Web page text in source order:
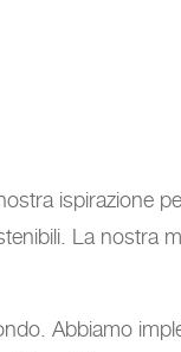
ispirazione
La nostra
Abbiamo